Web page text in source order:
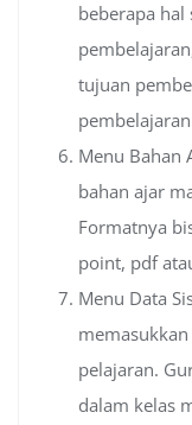
beberapa hal
tujuan
Menu Bahan
bahan ajar
Formatnya
point, pdf
Menu Data
pelajaran.
dalam kelas